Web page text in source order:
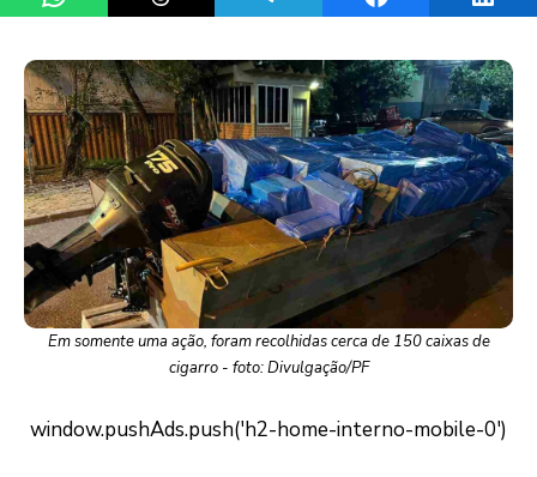
Em somente uma ação, foram recolhidas cerca de 150 caixas de
cigarro - foto: Divulgação/PF